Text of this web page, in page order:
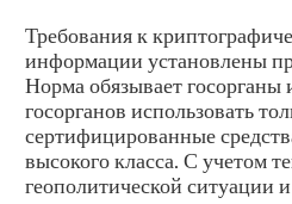
Требования к
информации установлены
Норма обязывает госорганы
госорганов использовать
сертифицированные
высокого класса. С учетом
геополитической ситуации